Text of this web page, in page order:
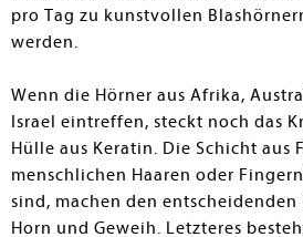
pro Tag zu kunstvollen
werden.
Wenn die Hörner aus Afrika,
Israel eintreffen, steckt noch das
Hülle aus Keratin. Die Schicht aus
menschlichen Haaren oder
sind, machen den entscheidenden
Horn und Geweih. Letzteres